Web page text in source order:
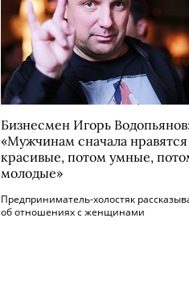
Бизнесмен Игорь
«Мужчинам сначала нравятся
красивые, потом умные,
молодые»
Предприниматель-холостяк
об отношениях с женщинами